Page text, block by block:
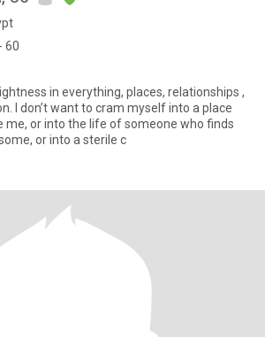
60
I don’t want to cram myself into a place
me, or into the life of someone who finds
my presence burdensome, or into a sterile c